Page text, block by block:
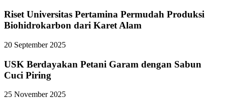
Riset Universitas Pertamina Permudah Produksi
Biohidrokarbon dari Karet Alam
20 September 2025
USK Berdayakan Petani Garam dengan Sabun
Cuci Piring
25 November 2025